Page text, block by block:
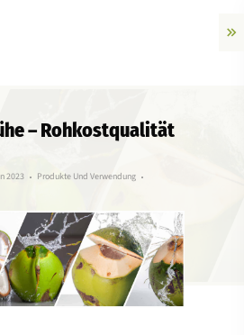
– Rohkostqualität
2023 Produkte Und Verwendung